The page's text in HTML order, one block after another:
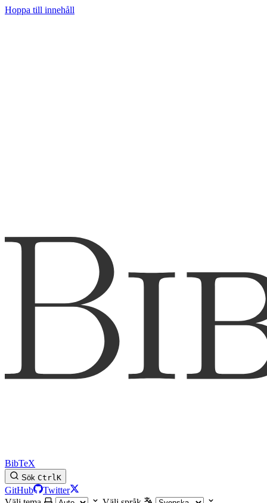
Hoppa till innehåll
BibTeX
Sök CtrlK
GitHub
Twitter